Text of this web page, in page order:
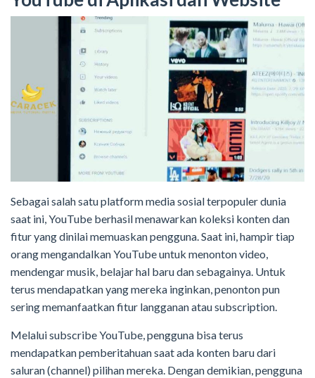
Sebagai salah satu platform media sosial terpopuler dunia
saat ini, YouTube berhasil menawarkan koleksi konten dan
fitur yang dinilai memuaskan pengguna. Saat ini, hampir tiap
orang mengandalkan YouTube untuk menonton video,
mendengar musik, belajar hal baru dan sebagainya. Untuk
terus mendapatkan yang mereka inginkan, penonton pun
sering memanfaatkan fitur langganan atau subscription.
Melalui subscribe YouTube, pengguna bisa terus
mendapatkan pemberitahuan saat ada konten baru dari
saluran (channel) pilihan mereka. Dengan demikian, pengguna